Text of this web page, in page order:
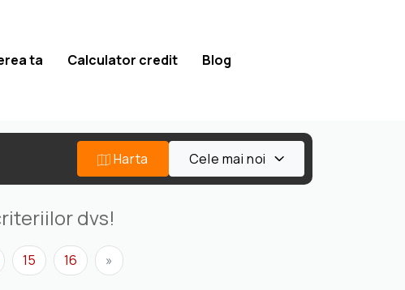
ta Calculator credit
Blog
Harta Cele mai noi
dvs!
15 16 »